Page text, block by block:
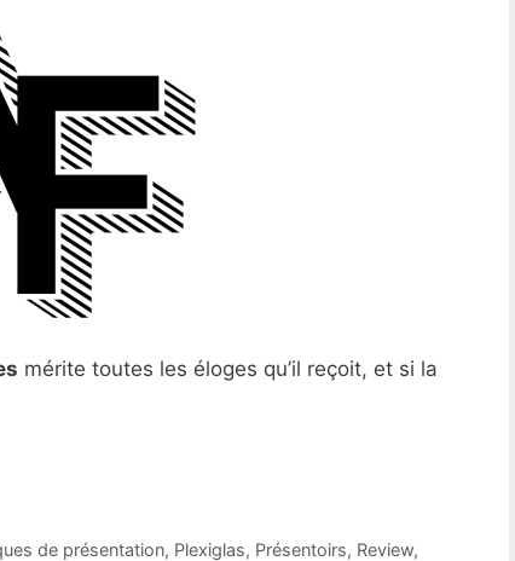
mérite toutes les éloges qu’il reçoit, et si la
de présentation, Plexiglas, Présentoirs, Review,